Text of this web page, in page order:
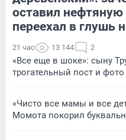
оставил
переехал в глушь
21 час 13 144 2
«Все еще в шоке»: сыну
трогательный пост и фото
«Чисто все мамы и все
Момота покорил